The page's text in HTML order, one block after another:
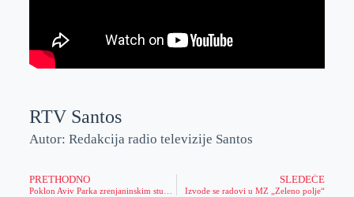
RTV Santos
Autor: Redakcija radio televizije Santos
PRETHODNO SLEDEĆE
Izvode se radovi u MZ „Zeleno polje“